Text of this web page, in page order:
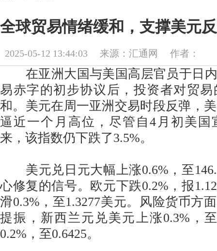
全球贸易情绪缓和，支撑美元
2025-05-12 13:44:03 来源：汇通网 作者：
在亚洲大国与美国高层官员于日内
易赤字的初步协议后，投资者对贸
和。美元在周一亚洲交易时段反弹，
逼近一个月高位，尽管自4月初美国
来，该指数仍下跌了3.5%。
美元兑日元大幅上涨0.6%，至
心修复的信号。欧元下跌0.2%，报
滑0.3%，至1.3277美元。风险货币方
提振，新西兰元兑美元上涨0.3%，
0.2%，至0.6425。